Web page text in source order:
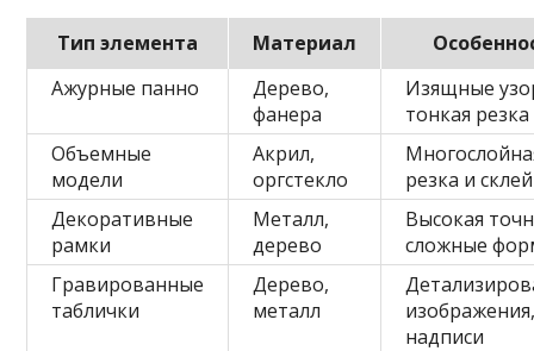
Тип элемента Материал
Ажурные панно
Дерево,
фанера
Изящные
тонкая резка
Объемные
модели
Акрил,
оргстекло
резка и
Декоративные
рамки
Металл,
дерево
Высокая
сложные
Гравированные
таблички
Дерево,
металл
надписи